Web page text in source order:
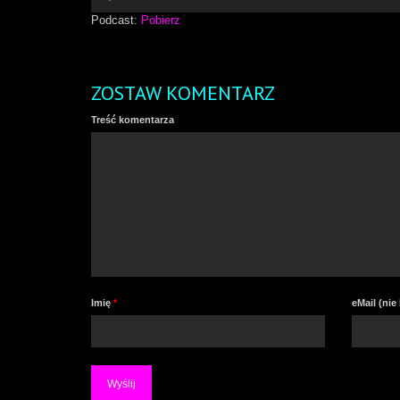
dźwiękowych
Podcast: Pobierz
ZOSTAW KOMENTARZ
Treść komentarza
Imię * eMail